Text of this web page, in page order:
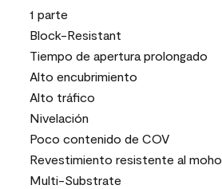
1 parte
Block-Resistant
Tiempo de apertura prolongado
Alto encubrimiento
Alto tráfico
Nivelación
Poco contenido de COV
Revestimiento resistente al moho
Multi-Substrate